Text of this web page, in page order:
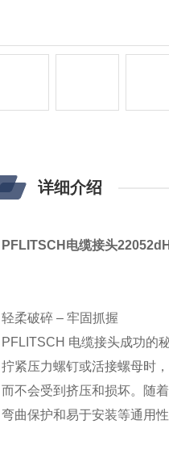
详细介绍
PFLITSCH电缆接头
轻柔破碎 – 牢固抓握
PFLITSCH 电缆接头成功的
拧紧压力螺钉或活接螺母时
而不会受到挤压和损坏。随
弯曲保护和易于安装等通用